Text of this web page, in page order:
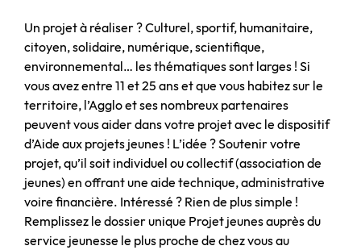
Un projet à réaliser ? Culturel, sportif, humanitaire,
citoyen, solidaire, numérique, scientifique,
environnemental… les thématiques sont larges ! Si
vous avez entre 11 et 25 ans et que vous habitez sur le
territoire, l’Agglo et ses nombreux partenaires
peuvent vous aider dans votre projet avec le dispositif
d’Aide aux projets jeunes ! L’idée ? Soutenir votre
projet, qu’il soit individuel ou collectif (association de
jeunes) en offrant une aide technique, administrative
voire financière. Intéressé ? Rien de plus simple !
Remplissez le dossier unique Projet jeunes auprès du
service jeunesse le plus proche de chez vous au